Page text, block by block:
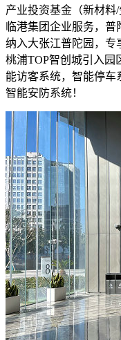
产业投资基金（新材料/
临港集团企业服务，普
纳入大张江普陀园，专
桃浦TOP智创城引入园
能访客系统，智能停车
智能安防系统！